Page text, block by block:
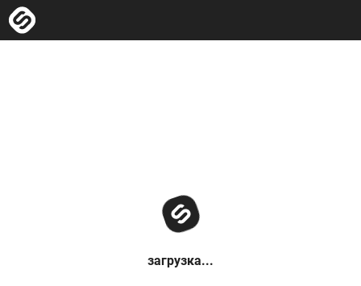
загрузка...